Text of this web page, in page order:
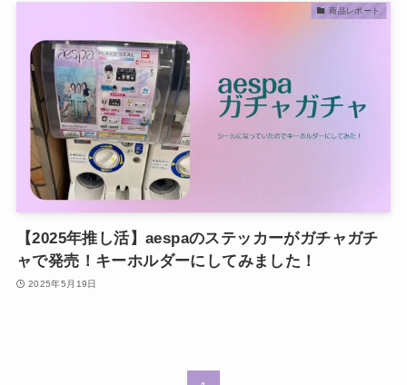
商品レポート
【2025年推し活】aespaのステッカーがガチャガチ
ャで発売！キーホルダーにしてみました！
2025年5月19日